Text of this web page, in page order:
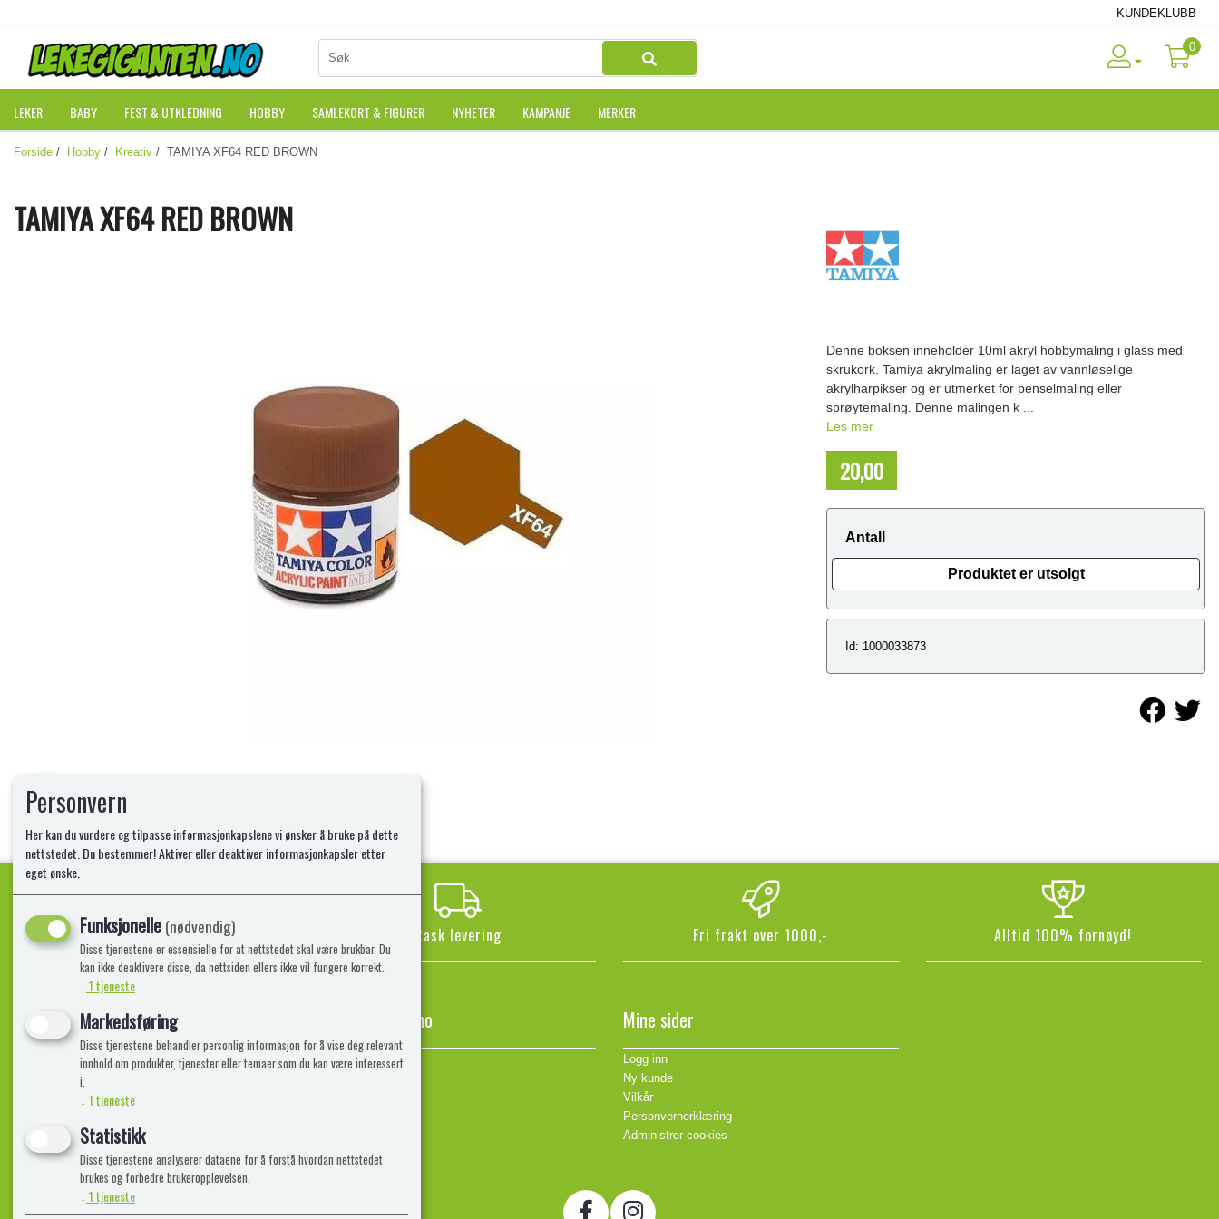
KUNDEKLUBB
0
LEKER BABY FEST & UTKLEDNING HOBBY SAMLEKORT & FIGURER NYHETER KAMPANJE MERKER
Forside / Hobby / Kreativ / TAMIYA XF64 RED BROWN
TAMIYA XF64 RED BROWN
Denne boksen inneholder 10ml akryl hobbymaling i glass med
skrukork. Tamiya akrylmaling er laget av vannløselige
akrylharpikser og er utmerket for penselmaling eller
sprøytemaling. Denne malingen k ...
Les mer
20,00
Antall
Produktet er utsolgt
Id: 1000033873
Kvalitetsprodukter! Rask levering Fri frakt over 1000,- Alltid 100% fornøyd!
Informasjon
Frakt, Retur og Reklamasjon
Lekegiganten.no
Kontakt oss
Mine sider
Logg inn
Ny kunde
Vilkår
Personvernerklæring
Administrer cookies
Personvern
Her kan du vurdere og tilpasse informasjonkapslene vi ønsker å bruke på dette
nettstedet. Du bestemmer! Aktiver eller deaktiver informasjonkapsler etter
eget ønske.
Funksjonelle(nødvendig)
Disse tjenestene er essensielle for at nettstedet skal være brukbar. Du
kan ikke deaktivere disse, da nettsiden ellers ikke vil fungere korrekt.
↓ 1tjeneste
Markedsføring
Disse tjenestene behandler personlig informasjon for å vise deg relevant
innhold om produkter, tjenester eller temaer som du kan være interessert
i.
↓ 1tjeneste
Statistikk
Disse tjenestene analyserer dataene for å forstå hvordan nettstedet
brukes og forbedre brukeropplevelsen.
↓ 1tjeneste